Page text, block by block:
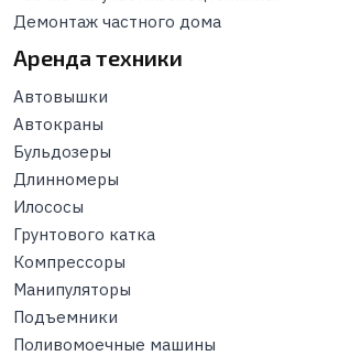
Демонтаж частного дома
Аренда техники
Автовышки
Автокраны
Бульдозеры
Длинномеры
Илососы
Грунтового катка
Компрессоры
Манипуляторы
Подъемники
Поливомоечные машины